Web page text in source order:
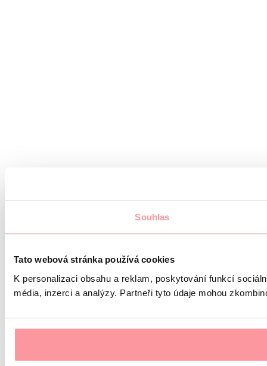
Souhlas
Tato webová stránka používá cookies
K personalizaci obsahu a reklam, poskytování funkcí
média, inzerci a analýzy. Partneři tyto údaje mohou